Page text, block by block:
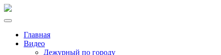
Главная
Видео
Дежурный по городу